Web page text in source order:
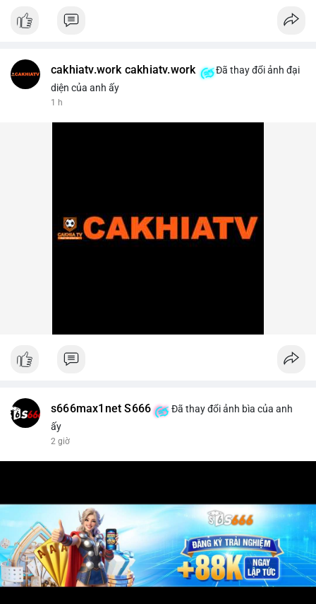
cakhiatv.work cakhiatv.work
Đã thay đổi ảnh đại
diện của anh ấy
1 h
s666max1net S666
Đã thay đổi ảnh bìa của anh
ấy
2 giờ